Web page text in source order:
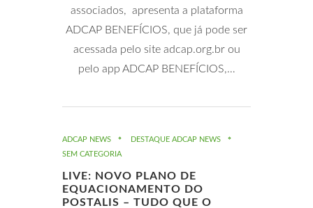
associados, apresenta a plataforma
ADCAP BENEFÍCIOS, que já pode ser
acessada pelo site adcap.org.br ou
pelo app ADCAP BENEFÍCIOS,…
ADCAP NEWS
DESTAQUE ADCAP NEWS
SEM CATEGORIA
LIVE: NOVO PLANO DE
EQUACIONAMENTO DO
POSTALIS – TUDO QUE O